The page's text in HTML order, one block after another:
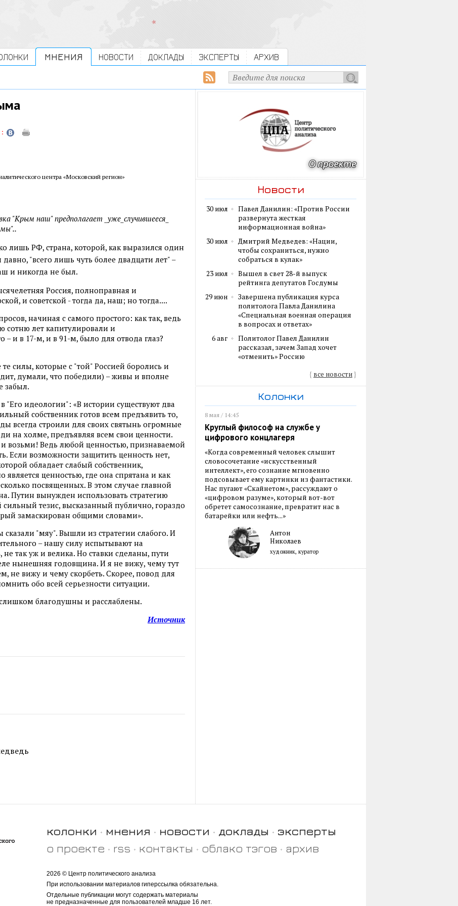
МНЕНИЯ НОВОСТИ ДОКЛАДЫ ЭКСПЕРТЫ АРХИВ
центра «Московский регион»
"Крым наш" предполагает _уже_случившееся_
лишь РФ, страна, которой, как выразился один
"всего лишь чуть более двадцати лет" –
и никогда не был.
Россия, полноправная и
и советской - тогда да, наш; но тогда....
начиная с самого простого: как так, ведь
лет капитулировали и
– и в 17-м, и в 91-м, было для отвода глаз?
те силы, которые с "той" Россией боролись и
думали, что победили) – живы и вполне
забыл.
"Его идеологии": «В истории существуют два
собственник готов всем предъявить то,
всегда строили для своих святынь огромные
на холме, предъявляя всем свои ценности.
возьми! Ведь любой ценностью, признаваемой
Если возможности защитить ценность нет,
обладает слабый собственник,
ценностью, где она спрятана и как
посвященных. В этом случае главной
Путин вынужден использовать стратегию
сильный тезис, высказанный публично, гораздо
замаскирован общими словами».
"мяу". Вышли из стратегии слабого. И
– нашу силу испытывают на
не так уж и велика. Но ставки сделаны, пути
нынешняя годовщина. И я не вижу, чему тут
не вижу и чему скорбеть. Скорее, повод для
обо всей серьезности ситуации.
благодушны и расслаблены.
Источник
Новости
30 июл
Павел Данилин: «Против России
развернута жесткая
информационная война»
30 июл
Дмитрий Медведев: «Нации,
чтобы сохраниться, нужно
собраться в кулак»
23 июл
Вышел в свет 28-й выпуск
рейтинга депутатов Госдумы
29 июн
Завершена публикация курса
политолога Павла Данилина
«Специальная военная операция
в вопросах и ответах»
6 авг
Политолог Павел Данилин
рассказал, зачем Запад хочет
«отменить» Россию
{ все новости}
Колонки
8 мая / 14:45
Круглый философ на службе у
цифрового концлагеря
«Когда современный человек слышит
словосочетание «искусственный
интеллект», его сознание мгновенно
подсовывает ему картинки из фантастики.
Нас пугают «Скайнетом», рассуждают о
«цифровом разуме», который вот-вот
обретет самосознание, превратит нас в
батарейки или нефть...»
Антон
Николаев
художник, куратор
колонки мнения новости доклады
эксперты
о проекте
rss контакты облако тэгов архив
2026 © Центр политического анализа
При использовании материалов гиперссылка обязательна.
Отдельные публикации могут содержать материалы
не предназначенные для пользователей младше 16 лет.